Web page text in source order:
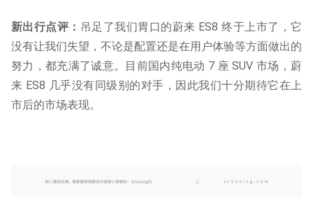
新出行点评： 吊足了我们胃口的蔚来 ES8 终于上市了，它
没有让我们失望，不论是配置还是在用户体验等方面做出的
努力，都充满了诚意。目前国内纯电动 7 座 SUV 市场，蔚
来 ES8 几乎没有同级别的对手，因此我们十分期待它在上
市后的市场表现。